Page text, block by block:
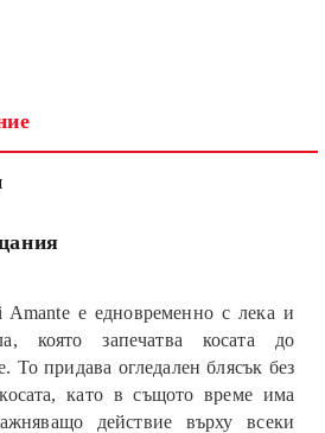
е едновременно с лека и
която запечатва косата до
То придава огледален блясък без
като в същото време има
действие върху всеки